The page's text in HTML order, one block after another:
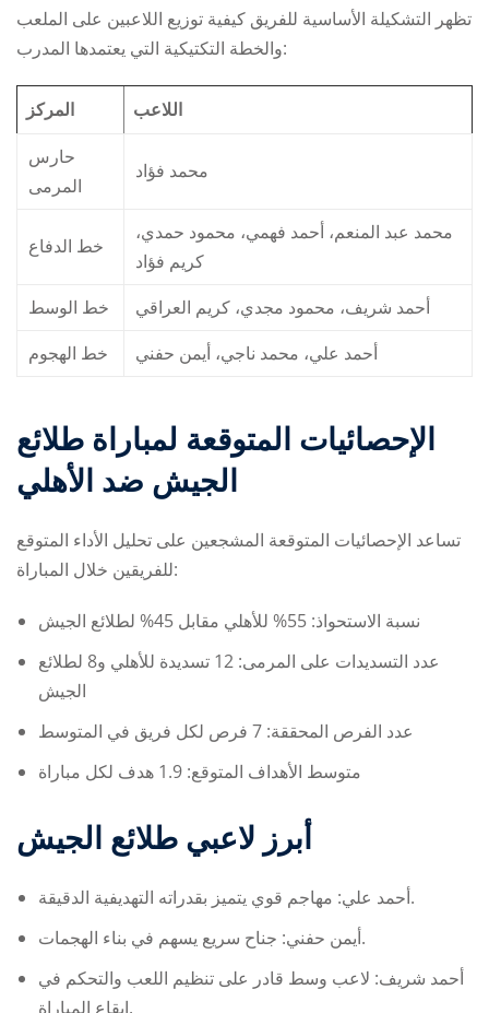
تظهر التشكيلة الأساسية للفريق كيفية توزيع اللاعبين على الملعب
والخطة التكتيكية التي يعتمدها المدرب:
المركز
اللاعب
حارس
المرمى
محمد فؤاد
خط الدفاع
محمد عبد المنعم، أحمد فهمي، محمود حمدي،
كريم فؤاد
خط الوسط
أحمد شريف، محمود مجدي، كريم العراقي
خط الهجوم
أحمد علي، محمد ناجي، أيمن حفني
الإحصائيات المتوقعة لمباراة طلائع
الجيش ضد الأهلي
تساعد الإحصائيات المتوقعة المشجعين على تحليل الأداء المتوقع
للفريقين خلال المباراة:
نسبة الاستحواذ: 55% للأهلي مقابل 45% لطلائع الجيش
عدد التسديدات على المرمى: 12 تسديدة للأهلي و8 لطلائع
الجيش
عدد الفرص المحققة: 7 فرص لكل فريق في المتوسط
متوسط الأهداف المتوقع: 1.9 هدف لكل مباراة
أبرز لاعبي طلائع الجيش
أحمد علي: مهاجم قوي يتميز بقدراته التهديفية الدقيقة.
أيمن حفني: جناح سريع يسهم في بناء الهجمات.
أحمد شريف: لاعب وسط قادر على تنظيم اللعب والتحكم في
إيقاع المباراة.